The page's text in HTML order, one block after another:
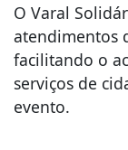
O Varal
atendimentos
facilitando o
serviços de
evento.